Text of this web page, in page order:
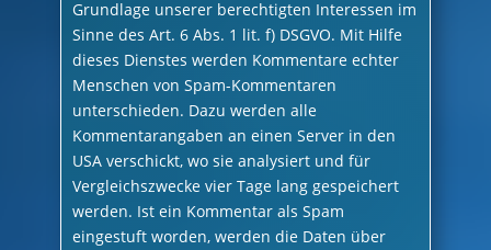
Grundlage unserer berechtigten Interessen im
Sinne des Art. 6 Abs. 1 lit. f) DSGVO. Mit Hilfe
dieses Dienstes werden Kommentare echter
Menschen von Spam-Kommentaren
unterschieden. Dazu werden alle
Kommentarangaben an einen Server in den
USA verschickt, wo sie analysiert und für
Vergleichszwecke vier Tage lang gespeichert
werden. Ist ein Kommentar als Spam
eingestuft worden, werden die Daten über